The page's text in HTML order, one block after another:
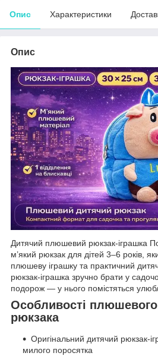
Опис Характеристики
Опис
Дитячий плюшевий рюкзак-іграшка
м’який рюкзак для дітей 3–6 років,
плюшеву іграшку та практичний
рюкзак-іграшка зручно брати у
подорож — у нього помістяться
Особливості
рюкзака
Оригінальний дитячий рюкзак-
милого поросятка